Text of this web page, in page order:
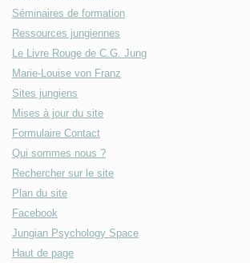
Séminaires de formation
Ressources jungiennes
Le Livre Rouge de C.G. Jung
Marie-Louise von Franz
Sites jungiens
Mises à jour du site
Formulaire Contact
Qui sommes nous ?
Rechercher sur le site
Plan du site
Facebook
Jungian Psychology Space
Haut de page